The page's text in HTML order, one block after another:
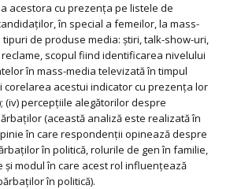
acestora cu prezența pe listele de
în special a femeilor, la mass-
de produse media: știri, talk-show-uri,
scopul fiind identificarea nivelului
în mass-media televizată în timpul
corelarea acestui indicator cu prezența lor
(iv) percepțiile alegătorilor despre
(această analiză este realizată în
în care respondenții opinează despre
în politică, rolurile de gen în familie,
și modul în care acest rol influențează
în politică).